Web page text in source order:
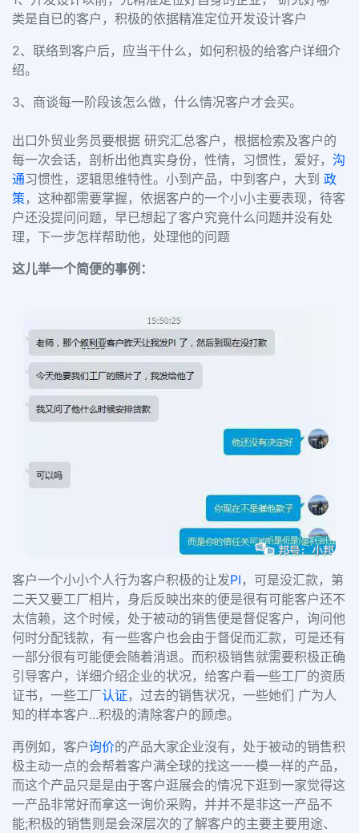
类是自已的客户，积极的依据精准定位开发设计客户
2、联络到客户后，应当干什么，如何积极的给客户详细介
绍。
3、商谈每一阶段该怎么做，什么情况客户才会买。
出口外贸业务员要根据 研究汇总客户，根据检索及客户的
每一次会话，剖析出他真实身份，性情，习惯性，爱好， 沟
通习惯性，逻辑思维特性。小到产品，中到客户，大到 政
策 ，这种都需要掌握，依据客户的一个小小主要表现，待客
户还没提问问题，早已想起了客户究竟什么问题并没有处
理，下一步怎样帮助他，处理他的问题
这儿举一个简便的事例：
客户一个小小个人行为客户积极的让发PI ，可是没汇款，第
二天又要工厂相片，身后反映出來的便是很有可能客户还不
太信赖，这个时候，处于被动的销售便是督促客户，询问他
何时分配钱款，有一些客户也会由于督促而汇款，可是还有
一部分很有可能便会随着消退。而积极销售就需要积极正确
引导客户，详细介绍企业的状况，给客户看一些工厂的资质
证书，一些工厂认证 ，过去的销售状况，一些她们 广为人
知的样本客户...积极的清除客户的顾虑。
再例如，客户询价的产品大家企业沒有， 处于被动的销售积
极主动一点的会帮着客户满全球的找这一一模一样的产品，
而这个产品只是是由于客户逛展会的情况下逛到一家觉得这
一产品非常好而拿这一询价采购，并并不是非这一产品不
能;积极的销售则是会深层次的了解客户的主要主要用途、